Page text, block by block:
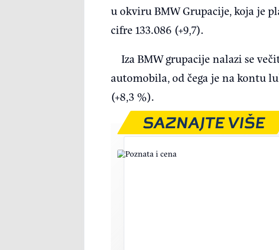
u okviru BMW Grupacije, koja je
cifre 133.086 (+9,7).
Iza BMW grupacije nalazi se
automobila, od čega je na kontu
(+8,3 %).
SAZNAJTE VIŠE